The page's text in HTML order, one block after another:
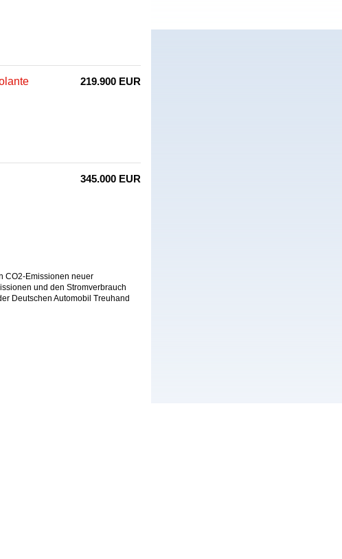
219.900 EUR
345.000 EUR
CO2-Emissionen neuer
und den Stromverbrauch
Deutschen Automobil Treuhand